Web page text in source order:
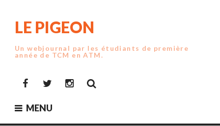
LE PIGEON
Un webjournal par les étudiants de première
année de TCM en ATM.
FacebookTwitterInstagram
MENU